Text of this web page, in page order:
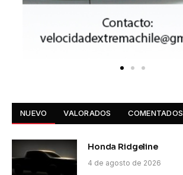
NUEVO VALORADOS COMENTADOS
Honda Ridgeline
4 de agosto de 2026